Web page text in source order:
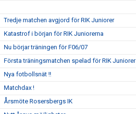
Tredje matchen avgjord för RIK Juniorer
Katastrof i början för RIK Juniorerna
Nu börjar träningen för F06/07
Första träningsmatchen spelad för RIK Juniorer
Nya fotbollsnät !!
Matchdax !
Årsmöte Rosersbergs IK